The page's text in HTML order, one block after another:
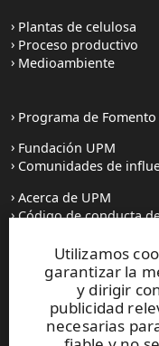
Utilizamos
garantizar la
y dirigir
publicidad
necesarias
Plantas de celulosa
Proceso productivo
Medioambiente
Programa de Fomento
Fundación UPM
Comunidades de
Acerca de UPM
Código de conducta
Prensa
Todas las noticias
Contacto